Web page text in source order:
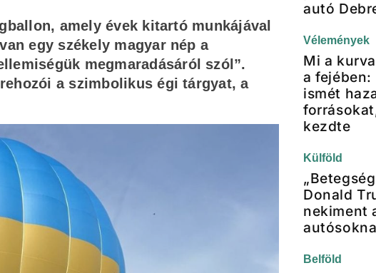
amely évek kitartó munkájával
egy székely magyar nép a
megmaradásáról szól”.
a szimbolikus égi tárgyat, a
autó
Vélemények
Mi a
a fejében:
ismét
kezdte
Külföld
Donald
nekiment
Belföld